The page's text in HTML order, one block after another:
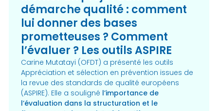
démarche qualité : comment
lui donner des bases
prometteuses ? Comment
l’évaluer ? Les outils ASPIRE
Carine Mutatayi (OFDT) a présenté les outils
Appréciation et sélection en prévention issues de
la revue des standards de qualité européens
(ASPIRE). Elle a souligné l’importance de
l’évaluation dans la structuration et le